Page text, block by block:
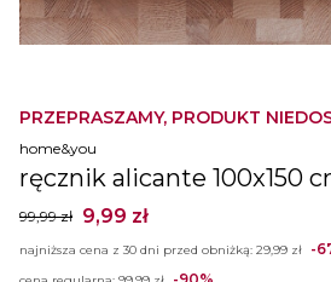
PRZEPRASZAMY, PRODUKT
home&you
ręcznik alicante 100x150
99,99 zł 9,99 zł
najniższa cena z 30 dni przed obniżką: 29,99 zł -